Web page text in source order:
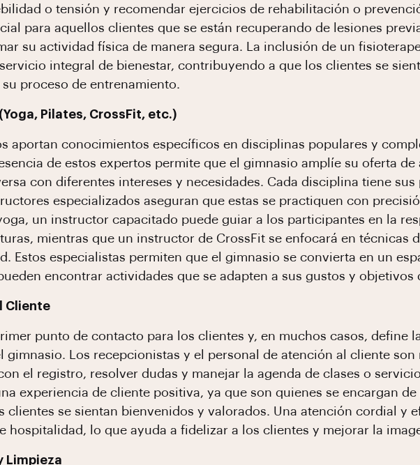
o tensión y recomendar ejercicios de rehabilitación o
para aquellos clientes que se están recuperando de lesiones
su actividad física de manera segura. La inclusión de un
integral de bienestar, contribuyendo a que los clientes se
proceso de entrenamiento.
Pilates, CrossFit, etc.)
aportan conocimientos específicos en disciplinas populares y
de estos expertos permite que el gimnasio amplíe su oferta de
con diferentes intereses y necesidades. Cada disciplina tiene
especializados aseguran que estas se practiquen con
un instructor capacitado puede guiar a los participantes en la
mientras que un instructor de CrossFit se enfocará en técnicas
Estos especialistas permiten que el gimnasio se convierta en un
encontrar actividades que se adapten a sus gustos y objetivos
Cliente
punto de contacto para los clientes y, en muchos casos, define
gimnasio. Los recepcionistas y el personal de atención al cliente son
el registro, resolver dudas y manejar la agenda de clases o
experiencia de cliente positiva, ya que son quienes se encargan
clientes se sientan bienvenidos y valorados. Una atención cordial y
hospitalidad, lo que ayuda a fidelizar a los clientes y mejorar la
Limpieza